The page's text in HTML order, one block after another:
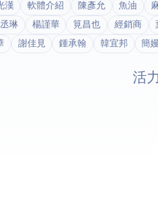
漢 軟體介紹 陳彥允 魚油
琳 楊謹華 筧昌也 經銷商
謝佳見 鍾承翰 韓宜邦 簡
©